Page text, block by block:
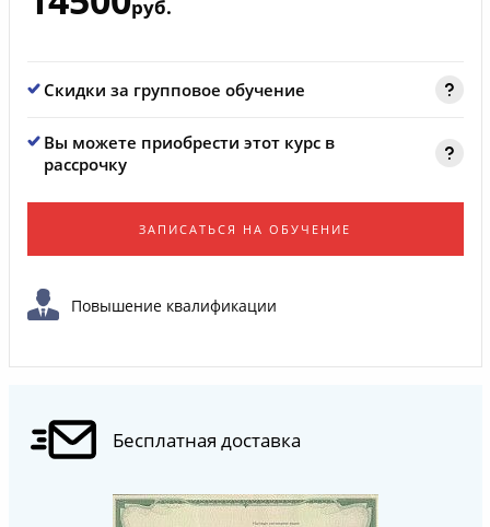
руб.
Скидки за групповое обучение
Вы можете приобрести этот курс в
рассрочку
ЗАПИСАТЬСЯ НА ОБУЧЕНИЕ
Повышение квалификации
Бесплатная доставка